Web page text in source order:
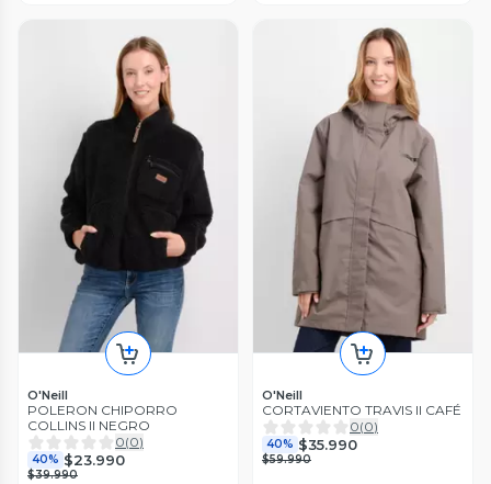
O'Neill
POLERON CHIPORRO
COLLINS II NEGRO
0(0)
40% $23.990
$39.990
O'Neill
CORTAVIENTO TRAVIS II CAFÉ
0(0)
40% $35.990
$59.990